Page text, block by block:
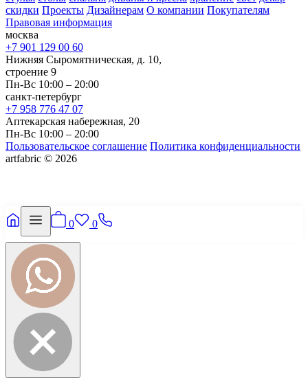
скидки Проекты Дизайнерам О компании Покупателям
Правовая информация
москва
+7 901 129 00 60
Нижняя Сыромятническая, д. 10,
строение 9
Пн-Вс 10:00 – 20:00
санкт-петербург
+7 958 776 47 07
Аптекарская набережная, 20
Пн-Вс 10:00 – 20:00
Пользовательское соглашение Политика конфиденциальности
artfabric © 2026
0 0